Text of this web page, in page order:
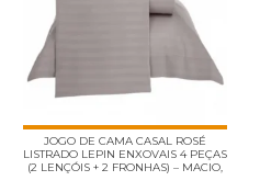
JOGO DE CAMA CASAL ROSÉ
LISTRADO LEPIN ENXOVAIS 4 PEÇAS
(2 LENÇÓIS + 2 FRONHAS) – MACIO,